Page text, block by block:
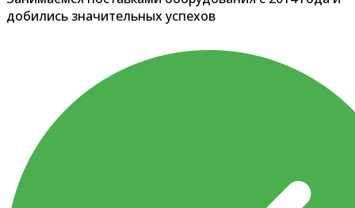
добились значительных успехов